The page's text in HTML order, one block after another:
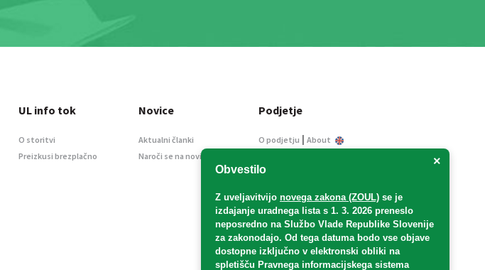
×
Obvestilo
Z uveljavitvijo novega zakona (ZOUL) se je
izdajanje uradnega lista s 1. 3. 2026 preneslo
neposredno na Službo Vlade Republike Slovenije
za zakonodajo. Od tega datuma bodo vse objave
dostopne izključno v elektronski obliki na
spletišču Pravnega informacijskega sistema
UL info tok
O storitvi
Preizkusi brezplačno
Novice
Aktualni članki
Naroči se na novice
Podjetje
O podjetju | About
Informacije javnega
Oglaševanje
Splošni pogoji
Izjava o varstvu osebnih
podatkov
E-dražbe